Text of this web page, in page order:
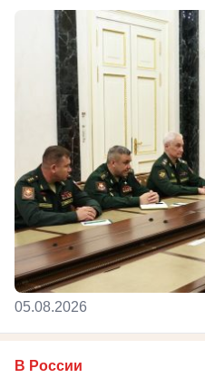
05.08.2026
В России